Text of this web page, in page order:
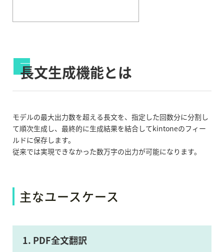
長文生成機能とは
モデルの最大出力数を超える長文を、指定した回数分に分割し
て順次生成し、最終的に生成結果を結合してkintoneのフィー
ルドに保存します。
従来では実現できなかった数万字の出力が可能になります。
主なユースケース
1. PDF全文翻訳